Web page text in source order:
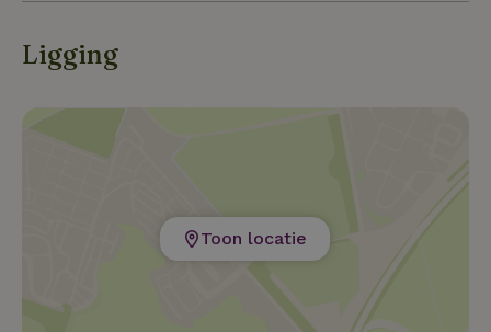
Ligging
Toon locatie